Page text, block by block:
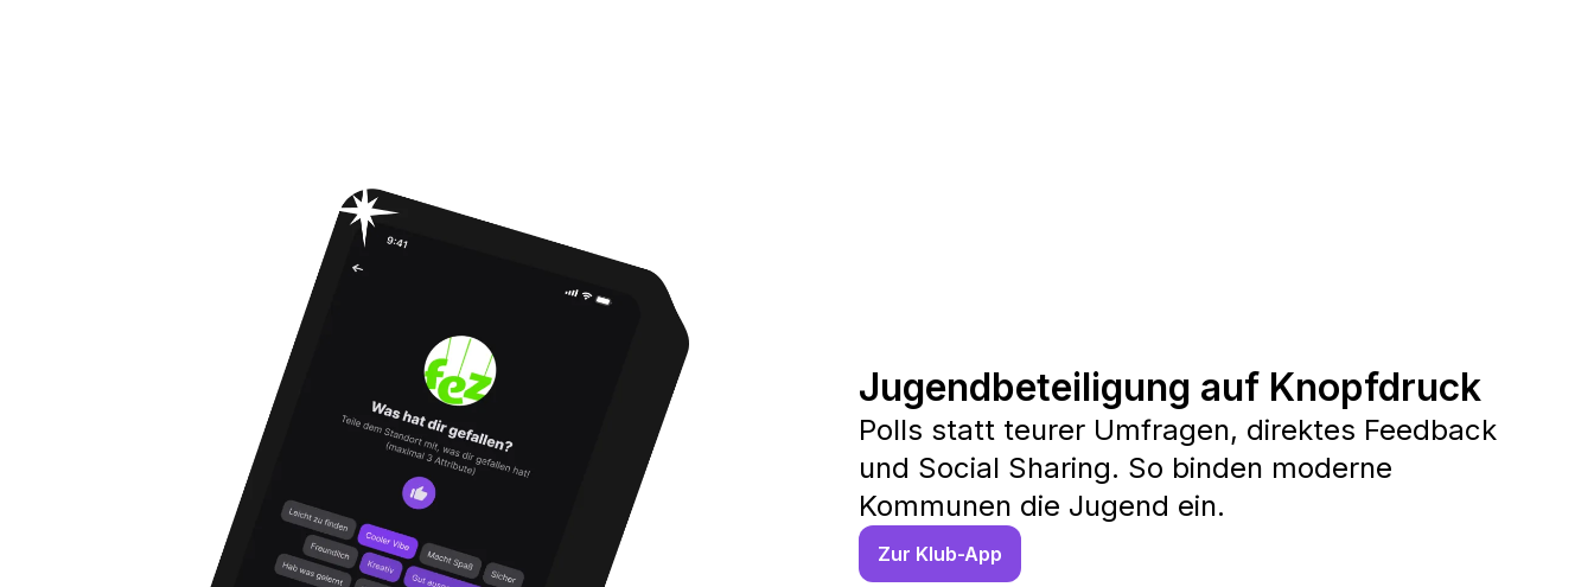
Jugendbeteiligung auf Knopfdruck
Polls statt teurer Umfragen, direktes Feedback
und Social Sharing. So binden moderne
Kommunen die Jugend ein.
Zur Klub-App